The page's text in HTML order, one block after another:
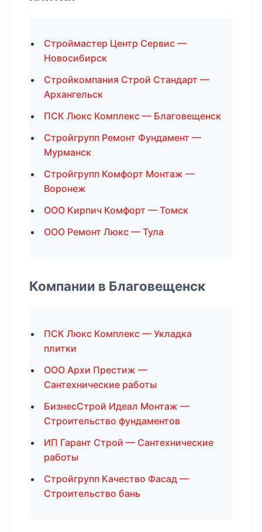
Строймастер Центр Сервис —
Новосибирск
Стройкомпания Строй Стандарт —
Архангельск
ПСК Люкс Комплекс — Благовещенск
Стройгрупп Ремонт Фундамент —
Мурманск
Стройгрупп Комфорт Монтаж —
Воронеж
ООО Кирпич Комфорт — Томск
ООО Ремонт Люкс — Тула
Компании в Благовещенск
ПСК Люкс Комплекс — Укладка
плитки
ООО Архи Престиж —
Сантехнические работы
БизнесСтрой Идеал Монтаж —
Строительство фундаментов
ИП Гарант Строй — Сантехнические
работы
Стройгрупп Качество Фасад —
Строительство бань